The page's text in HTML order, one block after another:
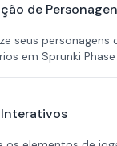
de
seus personagens
em Sprunki